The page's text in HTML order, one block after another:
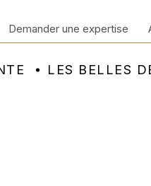
LES BELLES
Demander une expertise